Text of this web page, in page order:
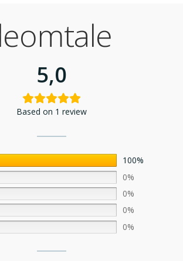
5,0
Based on 1 review
100%
0%
0%
0%
0%